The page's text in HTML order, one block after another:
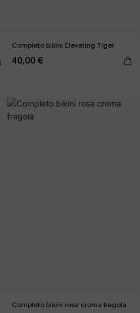
Completo bikini Elevating Tiger
40,00 €
Completo bikini rosa crema fragola